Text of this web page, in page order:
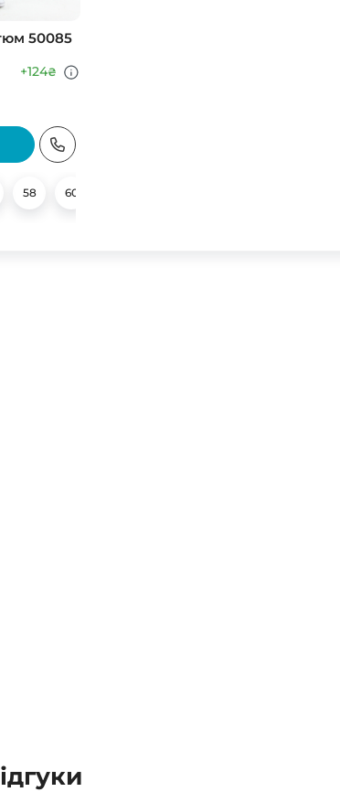
50085
+124₴
58 60